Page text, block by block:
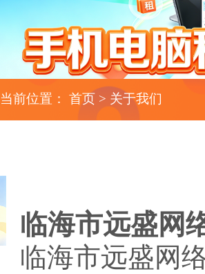
当前位置： 首页 > 关于我们
临海市远盛网
临海市远盛网